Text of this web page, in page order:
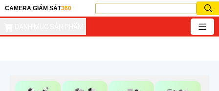
CAMERA GIÁM SÁT360